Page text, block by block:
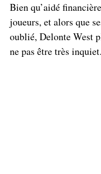
Bien qu’aidé
joueurs, et alors que
oublié, Delonte West
ne pas être très inquiet.